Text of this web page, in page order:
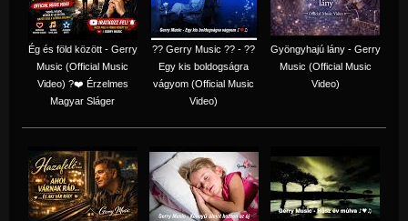
Ég és föld között - Gerry
Music (Official Music
Video) ?❤️ Érzelmes
Magyar Sláger
?? Gerry Music ?? - ??
Egy kis boldogságra
vágyom (Official Music
Video)
Gyöngyhajú lány - Gerry
Music (Official Music
Video)